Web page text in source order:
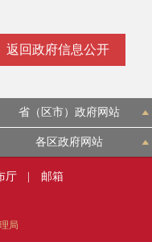
返回政府信息公开
省（区市）政府网站
各区政府网站
厅 邮箱
局